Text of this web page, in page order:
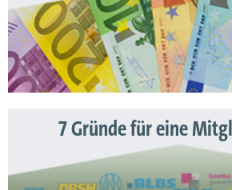
7 Gründe für eine